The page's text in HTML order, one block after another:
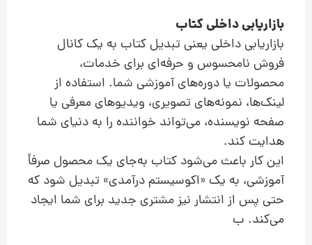
بازاریابی داخلی کتاب
بازاریابی داخلی یعنی تبدیل کتاب به یک کانال
فروش نامحسوس و حرفه‌ای برای خدمات،
محصولات یا دوره‌های آموزشی شما. استفاده از
لینک‌ها، نمونه‌های تصویری، ویدیوهای معرفی یا
صفحه نویسنده، می‌تواند خواننده را به دنیای شما
هدایت کند.
این کار باعث می‌شود کتاب به‌جای یک محصول صرفاً
آموزشی، به یک «اکوسیستم درآمدی» تبدیل شود که
حتی پس از انتشار نیز مشتری جدید برای شما ایجاد
می‌کند. ب